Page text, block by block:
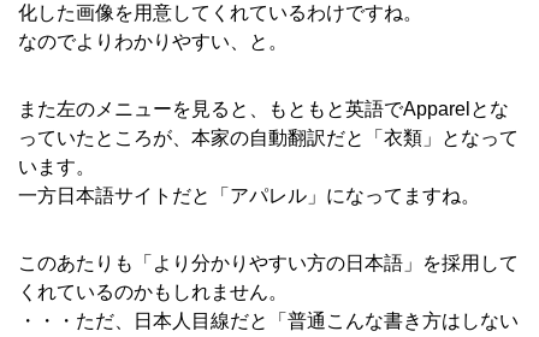
化した画像を用意してくれているわけですね。
なのでよりわかりやすい、と。
また左のメニューを見ると、もともと英語でApparelとな
っていたところが、本家の自動翻訳だと「衣類」となって
います。
一方日本語サイトだと「アパレル」になってますね。
このあたりも「より分かりやすい方の日本語」を採用して
くれているのかもしれません。
・・・ただ、日本人目線だと「普通こんな書き方はしない